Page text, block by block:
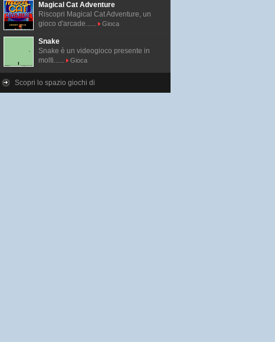
Magical Cat Adventure
Riscopri Magical Cat Adventure, un
gioco d'arcade......
Gioca
Snake
Snake è un videogioco presente in
molti......
Gioca
Scopri lo spazio giochi di